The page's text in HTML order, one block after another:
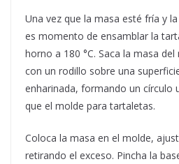
Una vez que la masa esté fría y
es momento de ensamblar la
horno a 180 °C. Saca la masa
con un rodillo sobre una
enharinada, formando un círculo
que el molde para tartaletas.
Coloca la masa en el molde,
retirando el exceso. Pincha la